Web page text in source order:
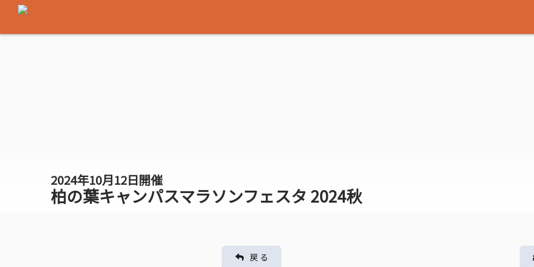
2024年10月12日開催
柏の葉キャンパスマラソンフェスタ 2024秋
戻 る